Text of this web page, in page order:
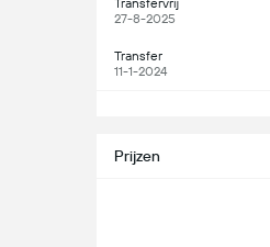
Transfervrij
27-8-2025
Transfer
11-1-2024
Prijzen